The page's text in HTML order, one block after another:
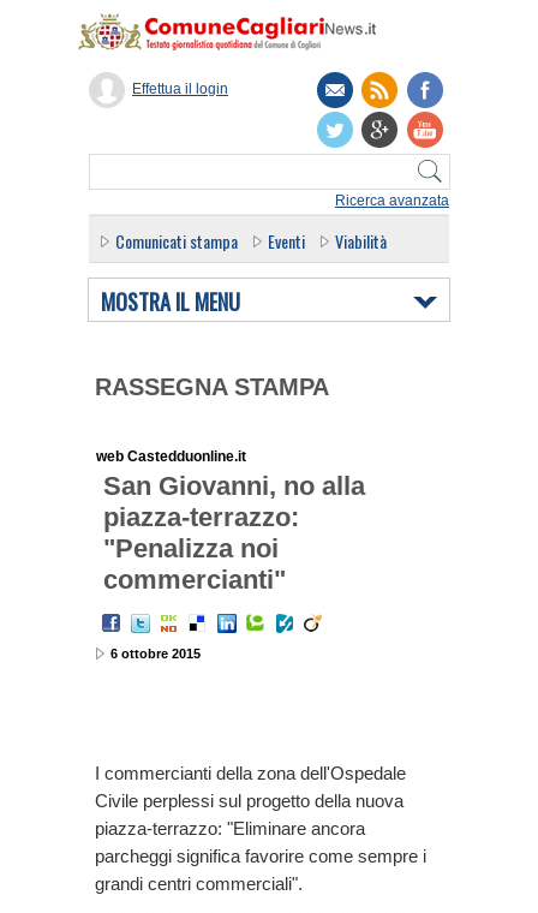
Ricerca avanzata
Effettua il login
Comunicati stampa Eventi Viabilità
MOSTRA IL MENU
RASSEGNA STAMPA
web Castedduonline.it
San Giovanni, no alla
piazza-terrazzo:
"Penalizza noi
commercianti"
6 ottobre 2015
I commercianti della zona dell'Ospedale
Civile perplessi sul progetto della nuova
piazza-terrazzo: "Eliminare ancora
parcheggi significa favorire come sempre i
grandi centri commerciali".